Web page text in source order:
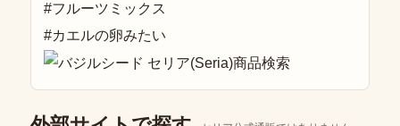
#フルーツミックス
#カエルの卵みたい